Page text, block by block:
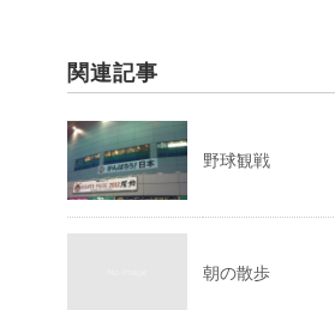
関連記事
野球観戦
朝の散歩